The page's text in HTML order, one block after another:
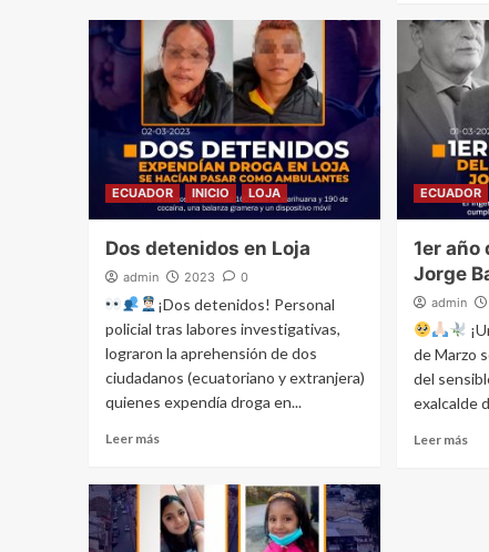
ECUADOR INICIO LOJA
Dos detenidos en Loja
admin 2023 0
¡Dos detenidos! Personal
policial tras labores investigativas,
lograron la aprehensión de dos
ciudadanos (ecuatoriano y extranjera)
quienes expendía droga en...
Leer más
ECUADOR
1er
Jorge
admin
de Marzo
del
exalcalde
Leer más